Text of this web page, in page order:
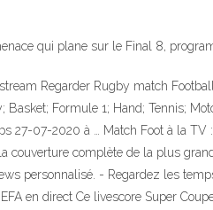
qui plane sur le Final 8,
Regarder Rugby match
Basket; Formule 1; Hand; Tennis;
27-07-2020 à … Match Foot à la TV
couverture complète de la plus
personnalisé. - Regardez les
en direct Ce livescore Super